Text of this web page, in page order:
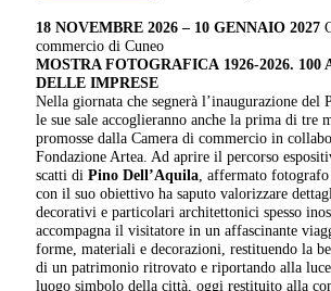
18 NOVEMBRE 2026 – 10 GENNAIO 2027
commercio di Cuneo
MOSTRA FOTOGRAFICA 1926-2026.
DELLE IMPRESE
Nella giornata che segnerà l’inaugurazione del
le sue sale accoglieranno anche la prima di tre
promosse dalla Camera di commercio in
Fondazione Artea. Ad aprire il percorso
scatti diPino Dell’Aquila , affermato
con il suo obiettivo ha saputo valorizzare
decorativi e particolari architettonici spesso
accompagna il visitatore in un affascinante
forme, materiali e decorazioni, restituendo la
di un patrimonio ritrovato e riportando alla
luogo simbolo della città, oggi restituito alla